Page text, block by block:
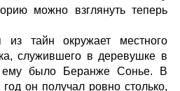
можно взглянуть теперь
из тайн окружает местного
служившего в деревушке в
было Беранже Сонье. В
он получал ровно столько,